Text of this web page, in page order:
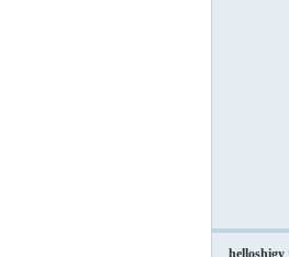
helloshigy